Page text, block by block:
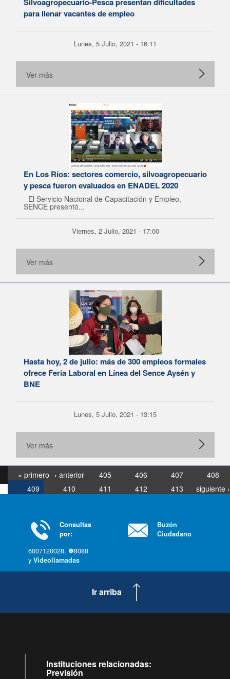
para llenar vacantes de empleo
Lunes, 5 Julio, 2021 - 16:11
Ver más
En Los Ríos: sectores comercio, silvoagropecuario
y pesca fueron evaluados en ENADEL 2020
- El Servicio Nacional de Capacitación y Empleo,
SENCE presentó...
Viernes, 2 Julio, 2021 - 17:00
Ver más
Hasta hoy, 2 de julio: más de 300 empleos formales
ofrece Feria Laboral en Línea del Sence Aysén y
BNE
Lunes, 5 Julio, 2021 - 13:15
Ver más
« primero ‹ anterior 405 406 407
408
409
410 411 412 413
siguiente ›
Consultas
por:
6007120028, ✽8088
y Videollamadas
Buzón
Ciudadano
Ir arriba
Instituciones relacionadas:
Previsión